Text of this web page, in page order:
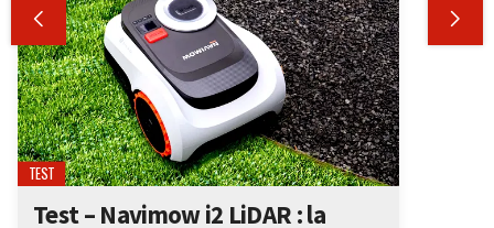
 
TEST
Test – Navimow i2 LiDAR : la